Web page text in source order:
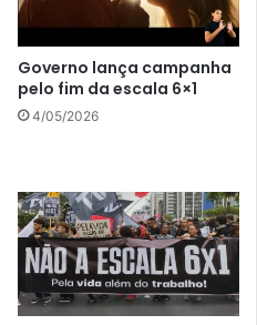
Governo lança campanha
pelo fim da escala 6×1
4/05/2026